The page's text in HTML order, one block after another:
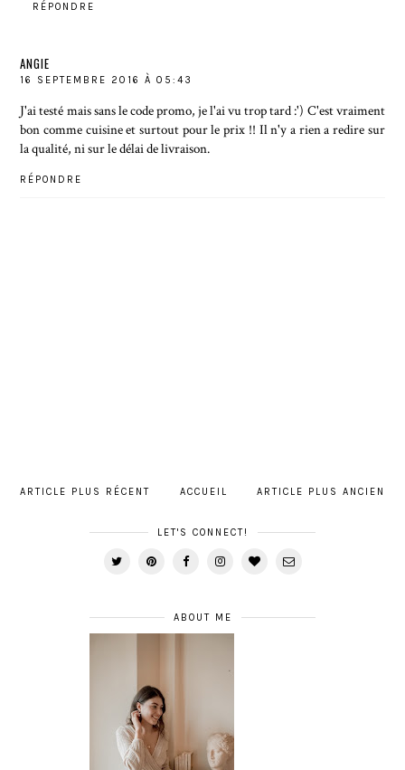
RÉPONDRE
ANGIE
16 SEPTEMBRE 2016 À 05:43
J'ai testé mais sans le code promo, je l'ai vu trop tard :') C'est vraiment
bon comme cuisine et surtout pour le prix !! Il n'y a rien a redire sur
la qualité, ni sur le délai de livraison.
RÉPONDRE
ARTICLE PLUS RÉCENT ARTICLE PLUS ANCIEN
ACCUEIL
LET'S CONNECT!
ABOUT ME